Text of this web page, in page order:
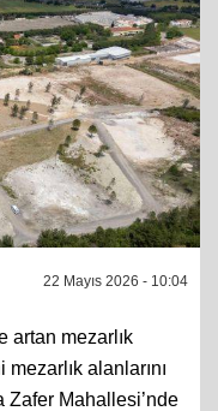
22 Mayıs 2026 - 10:04
artan mezarlık
mezarlık alanlarını
Zafer Mahallesi’nde